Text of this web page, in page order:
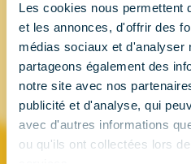
Les cookies nous permettent
et les annonces, d'offrir des
médias sociaux et d'analyser
partageons également des
notre site avec nos
publicité et d'analyse, qui
avec d'autres informations
ou qu'ils ont collectées lors
C.L.F.D.